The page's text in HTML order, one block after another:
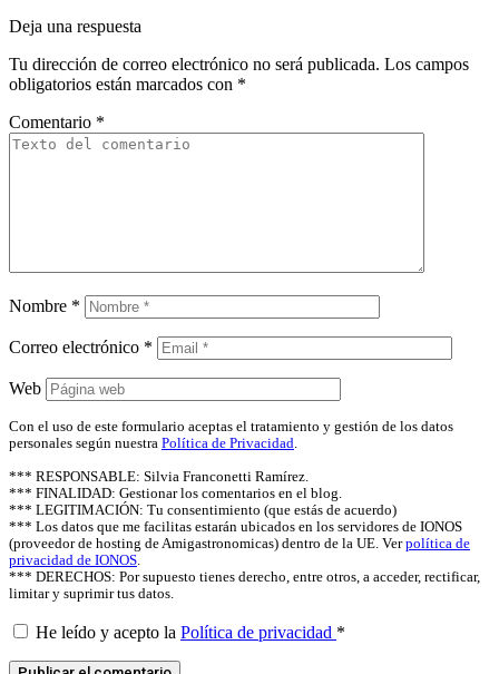
Deja una respuesta
Tu dirección de correo electrónico no será publicada. Los campos
obligatorios están marcados con *
Comentario *
Nombre *
Correo electrónico *
Web
Con el uso de este formulario aceptas el tratamiento y gestión de los datos
personales según nuestra Política de Privacidad.
*** RESPONSABLE: Silvia Franconetti Ramírez.
*** FINALIDAD: Gestionar los comentarios en el blog.
*** LEGITIMACIÓN: Tu consentimiento (que estás de acuerdo)
*** Los datos que me facilitas estarán ubicados en los servidores de IONOS
(proveedor de hosting de Amigastronomicas) dentro de la UE. Verpolítica de
privacidad de IONOS.
*** DERECHOS: Por supuesto tienes derecho, entre otros, a acceder, rectificar,
limitar y suprimir tus datos.
He leído y acepto la Política de privacidad *